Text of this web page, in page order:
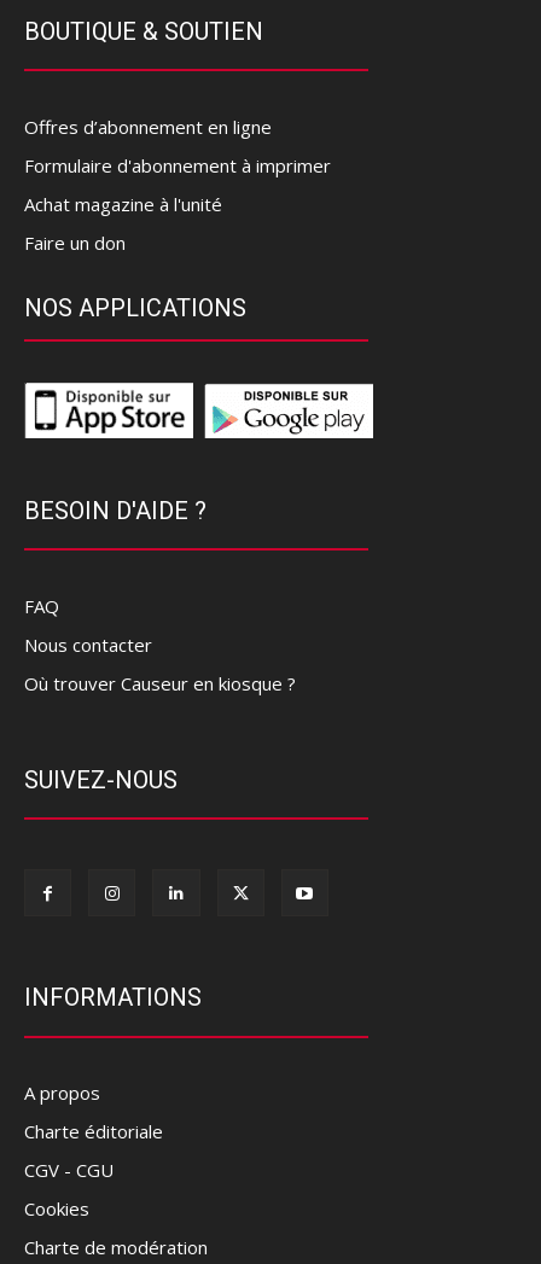
BOUTIQUE & SOUTIEN
Offres d’abonnement en ligne
Formulaire d'abonnement à imprimer
Achat magazine à l'unité
Faire un don
NOS APPLICATIONS
BESOIN D'AIDE ?
FAQ
Nous contacter
Où trouver Causeur en kiosque ?
SUIVEZ-NOUS
INFORMATIONS
A propos
Charte éditoriale
CGV - CGU
Cookies
Charte de modération